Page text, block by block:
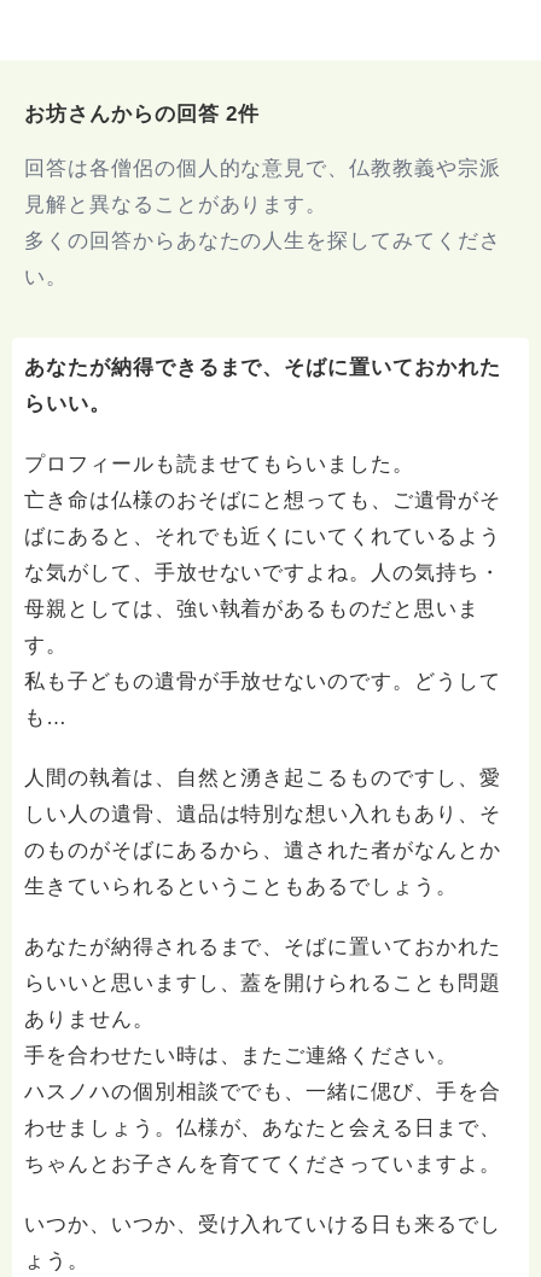
お坊さんからの回答 2件
回答は各僧侶の個人的な意見で、仏教教義や宗派
見解と異なることがあります。
多くの回答からあなたの人生を探してみてくださ
い。
あなたが納得できるまで、そばに置いておかれた
らいい。
プロフィールも読ませてもらいました。
亡き命は仏様のおそばにと想っても、ご遺骨がそ
ばにあると、それでも近くにいてくれているよう
な気がして、手放せないですよね。人の気持ち・
母親としては、強い執着があるものだと思いま
す。
私も子どもの遺骨が手放せないのです。どうして
も…
人間の執着は、自然と湧き起こるものですし、愛
しい人の遺骨、遺品は特別な想い入れもあり、そ
のものがそばにあるから、遺された者がなんとか
生きていられるということもあるでしょう。
あなたが納得されるまで、そばに置いておかれた
らいいと思いますし、蓋を開けられることも問題
ありません。
手を合わせたい時は、またご連絡ください。
ハスノハの個別相談ででも、一緒に偲び、手を合
わせましょう。仏様が、あなたと会える日まで、
ちゃんとお子さんを育ててくださっていますよ。
いつか、いつか、受け入れていける日も来るでし
ょう。